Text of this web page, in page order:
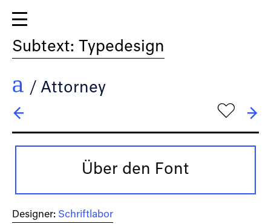
Subtext: Typedesign
/ Attorney
→ Bethnal Green
h
Über den Font
Designer: Schriftlabor